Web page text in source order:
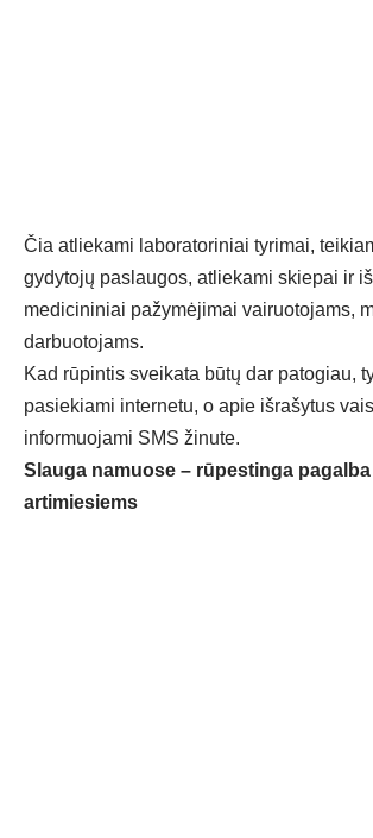
Čia atliekami laboratoriniai tyrimai,
gydytojų paslaugos, atliekami skiepai ir
medicininiai pažymėjimai vairuotojams,
darbuotojams.
Kad rūpintis sveikata būtų dar patogiau,
pasiekiami internetu, o apie išrašytus
informuojami SMS žinute.
Slauga namuose – rūpestinga
artimiesiems